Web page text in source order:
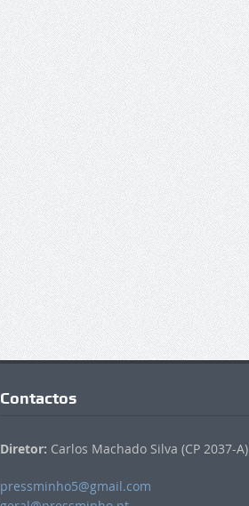
Contactos
Diretor: Carlos Machado Silva (CP 2037-A)
pressminho5@gmail.com